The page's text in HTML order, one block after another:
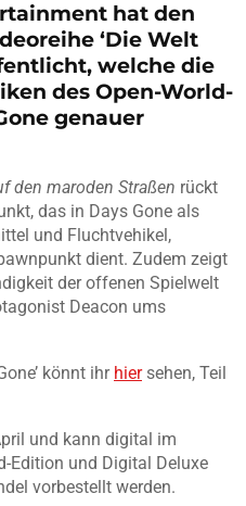
hat den
‘Die Welt
welche die
des Open-World-
genauer
den maroden Straßen rückt
das in Days Gone als
und Fluchtvehikel,
dient. Zudem zeigt
der offenen Spielwelt
Deacon ums
könnt ihr hiersehen, Teil
und kann digital im
Edition und Digital Deluxe
vorbestellt werden.